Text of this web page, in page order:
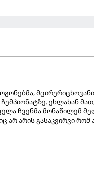
ეხლახან
ჩვენმა მონაწილემ
არ არის გასაკვირვი რომ